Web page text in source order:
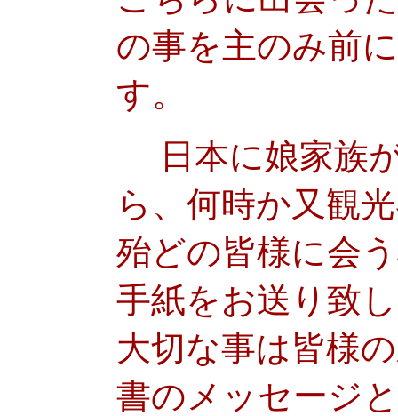
の事を主のみ前
す。
日本に娘家族
ら、何時か又観
殆どの皆様に会
手紙をお送り致
大切な事は皆様
書のメッセージ